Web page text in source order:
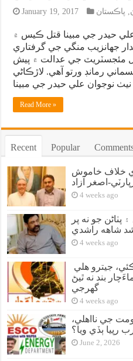
January 19, 2017 , پاڪستان
علي حيدر جي مبينا قتل ڪيس ۾
جهانزيب منگي جي گرفتاري
مئجسٽريٽ جي عدالت ۾ پيش
رمانڊ ورتو آهي. لاڙڪاڻي
Read More »
Recent Popular
خلاف خاموش
اصغر آزاد
4 weeks ago
جو نه پر
شاهه راشدي
4 weeks ago
بند نه ٿيڻ
گهرجي
4 weeks ago
جي نااهلي،
June 2, 2026